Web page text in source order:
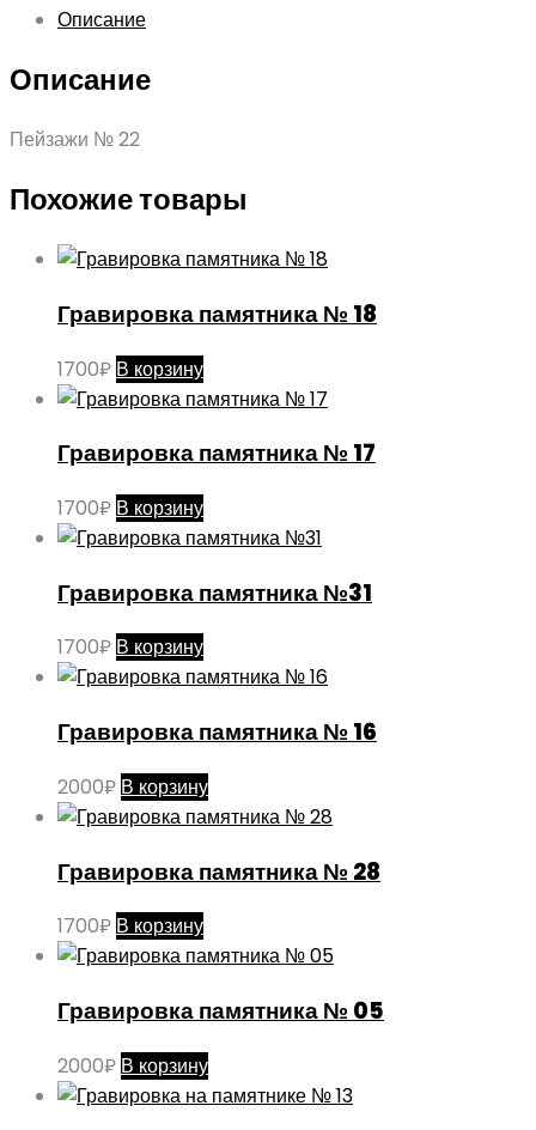
Описание
Описание
Пейзажи № 22
Похожие товары
Гравировка памятника № 18
1700₽ В корзину
Гравировка памятника № 17
1700₽ В корзину
Гравировка памятника №31
1700₽ В корзину
Гравировка памятника № 16
2000₽ В корзину
Гравировка памятника № 28
1700₽ В корзину
Гравировка памятника № 05
2000₽ В корзину